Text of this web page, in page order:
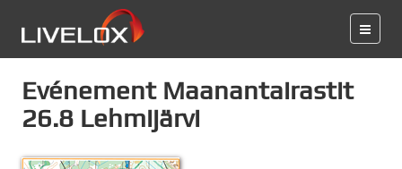
Evénement Maanantairastit
26.8 Lehmijärvi